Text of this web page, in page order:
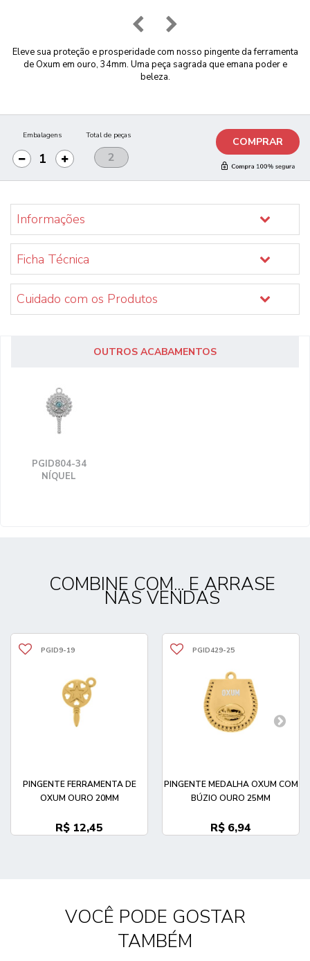
Eleve sua proteção e prosperidade com nosso pingente da ferramenta
de Oxum em ouro, 34mm. Uma peça sagrada que emana poder e
beleza.
Embalagens Total de peças COMPRAR
Informações
Ficha Técnica
Cuidado com os Produtos
OUTROS ACABAMENTOS
PGID804-34
NÍQUEL
COMBINE COM... E ARRASE
NAS VENDAS
PGID9-19
PINGENTE FERRAMENTA DE
OXUM OURO 20MM
R$ 12,45
PGID429-25
PINGENTE MEDALHA OXUM COM
BÚZIO OURO 25MM
R$ 6,94
VOCÊ PODE GOSTAR
TAMBÉM